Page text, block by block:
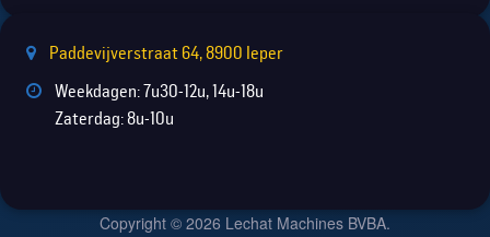
Paddevijverstraat 64, 8900 Ieper
Weekdagen: 7u30-12u, 14u-18u
Zaterdag: 8u-10u
Copyright © 2026 Lechat Machines BVBA.